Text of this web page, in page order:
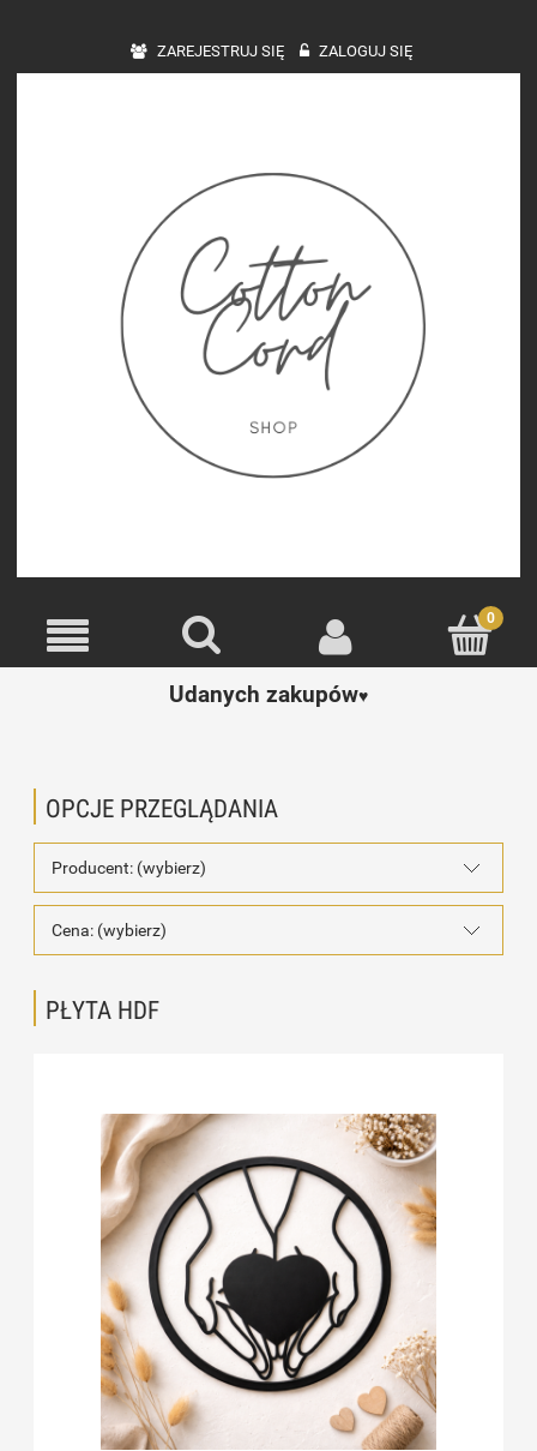
ZAREJESTRUJ SIĘ ZALOGUJ SIĘ
Udanych zakupów♥️
OPCJE PRZEGLĄDANIA
Producent: (wybierz)
Cena: (wybierz)
PŁYTA HDF